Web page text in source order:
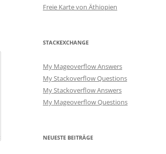
Freie Karte von Äthiopien
STACKEXCHANGE
My Mageoverflow Answers
My Stackoverflow Questions
My Stackoverflow Answers
My Mageoverflow Questions
NEUESTE BEITRÄGE